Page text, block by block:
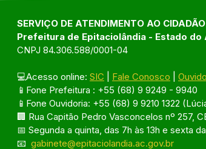
SERVIÇO DE ATENDIMENTO AO
Prefeitura de Epitaciolândia - Estado do
CNPJ 84.306.588/0001-04
💻Acesso online: SIC Fale Conosco
📱Fone Prefeitura : +55 (68) 9 9249 - 9940
📱Fone Ouvidoria: +55 (68) 9 9210 1322
🏢 Rua Capitão Pedro Vasconcelos nº 257,
📅 Segunda a quinta, das 7h às 13h e sexta
📧 gabinete@epitaciolandia.ac.gov.br